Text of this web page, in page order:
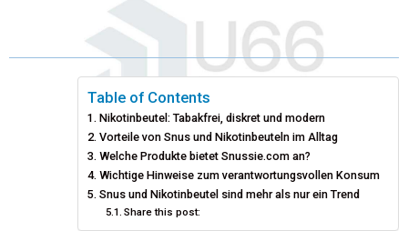
W E
B
O
O
K
T
R
E
S
N
K
D
I
N
I
Table of Contents
Nikotinbeutel: Tabakfrei, diskret und modern
Vorteile von Snus und Nikotinbeuteln im Alltag
Welche Produkte bietet Snussie.com an?
Wichtige Hinweise zum verantwortungsvollen Konsum
Snus und Nikotinbeutel sind mehr als nur ein Trend
Share this post: